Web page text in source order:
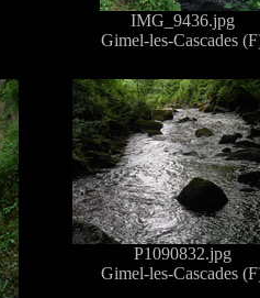
IMG_9436.jpg
Gimel-les-Cascades
P1090832.jpg
Gimel-les-Cascades